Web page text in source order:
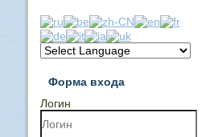
Форма входа
Логин